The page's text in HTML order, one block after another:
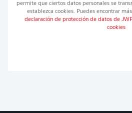
permite que ciertos datos personales se
establezca cookies. Puedes encontrar
declaración de protección de datos de
cookies